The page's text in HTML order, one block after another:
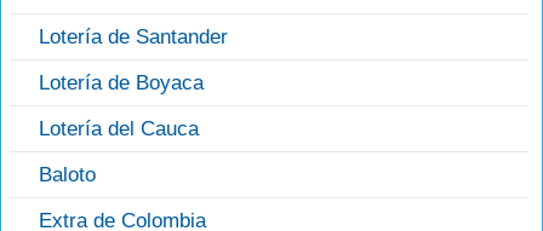
Lotería de Santander
Lotería de Boyaca
Lotería del Cauca
Baloto
Extra de Colombia